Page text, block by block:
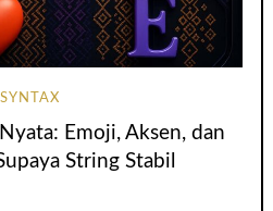
SYNTAX
Emoji, Aksen, dan
String Stabil